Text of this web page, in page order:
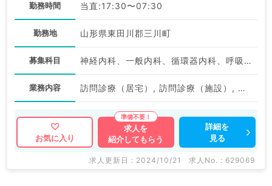
勤務時間 当直:17:30〜07:30
勤務地 山形県東田川郡三川町
募集科目 神経内科、一般内科、循環器内科、呼吸器内科、消化器内科、内分泌・代謝内科、腎臓内科、老年内科、血液内科、外科系全般、一般外科、膠原病科
業務内容 訪問診療（居宅）, 訪問診療（施設）, 待機
お気に入り
求人を
紹介してもらう
詳細を
見る
求人更新日 : 2024/10/21 求人No. : 629069